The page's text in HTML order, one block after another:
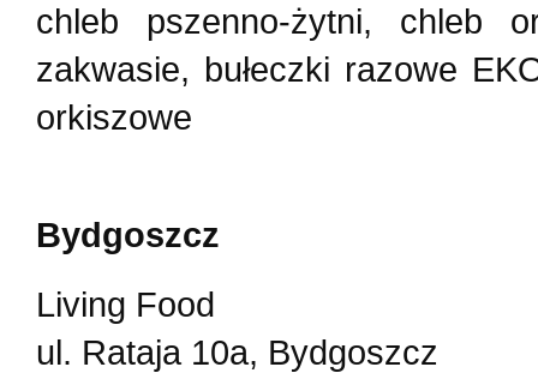
chleb pszenno-żytni, chleb
zakwasie, bułeczki razowe
orkiszowe
Bydgoszcz
Living Food
ul. Rataja 10a, Bydgoszcz